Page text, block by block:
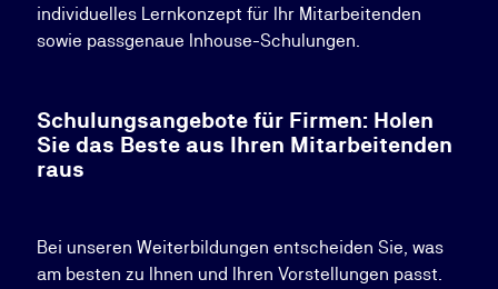
individuelles Lernkonzept für Ihr Mitarbeitenden
sowie passgenaue Inhouse-Schulungen.
Schulungsangebote für Firmen: Holen
Sie das Beste aus Ihren Mitarbeitenden
raus
Bei unseren Weiterbildungen entscheiden Sie, was
am besten zu Ihnen und Ihren Vorstellungen passt.